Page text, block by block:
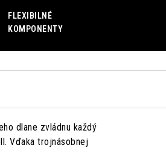
FLEXIBILNÉ
KOMPONENTY
dlane zvládnu každý
Vďaka trojnásobnej